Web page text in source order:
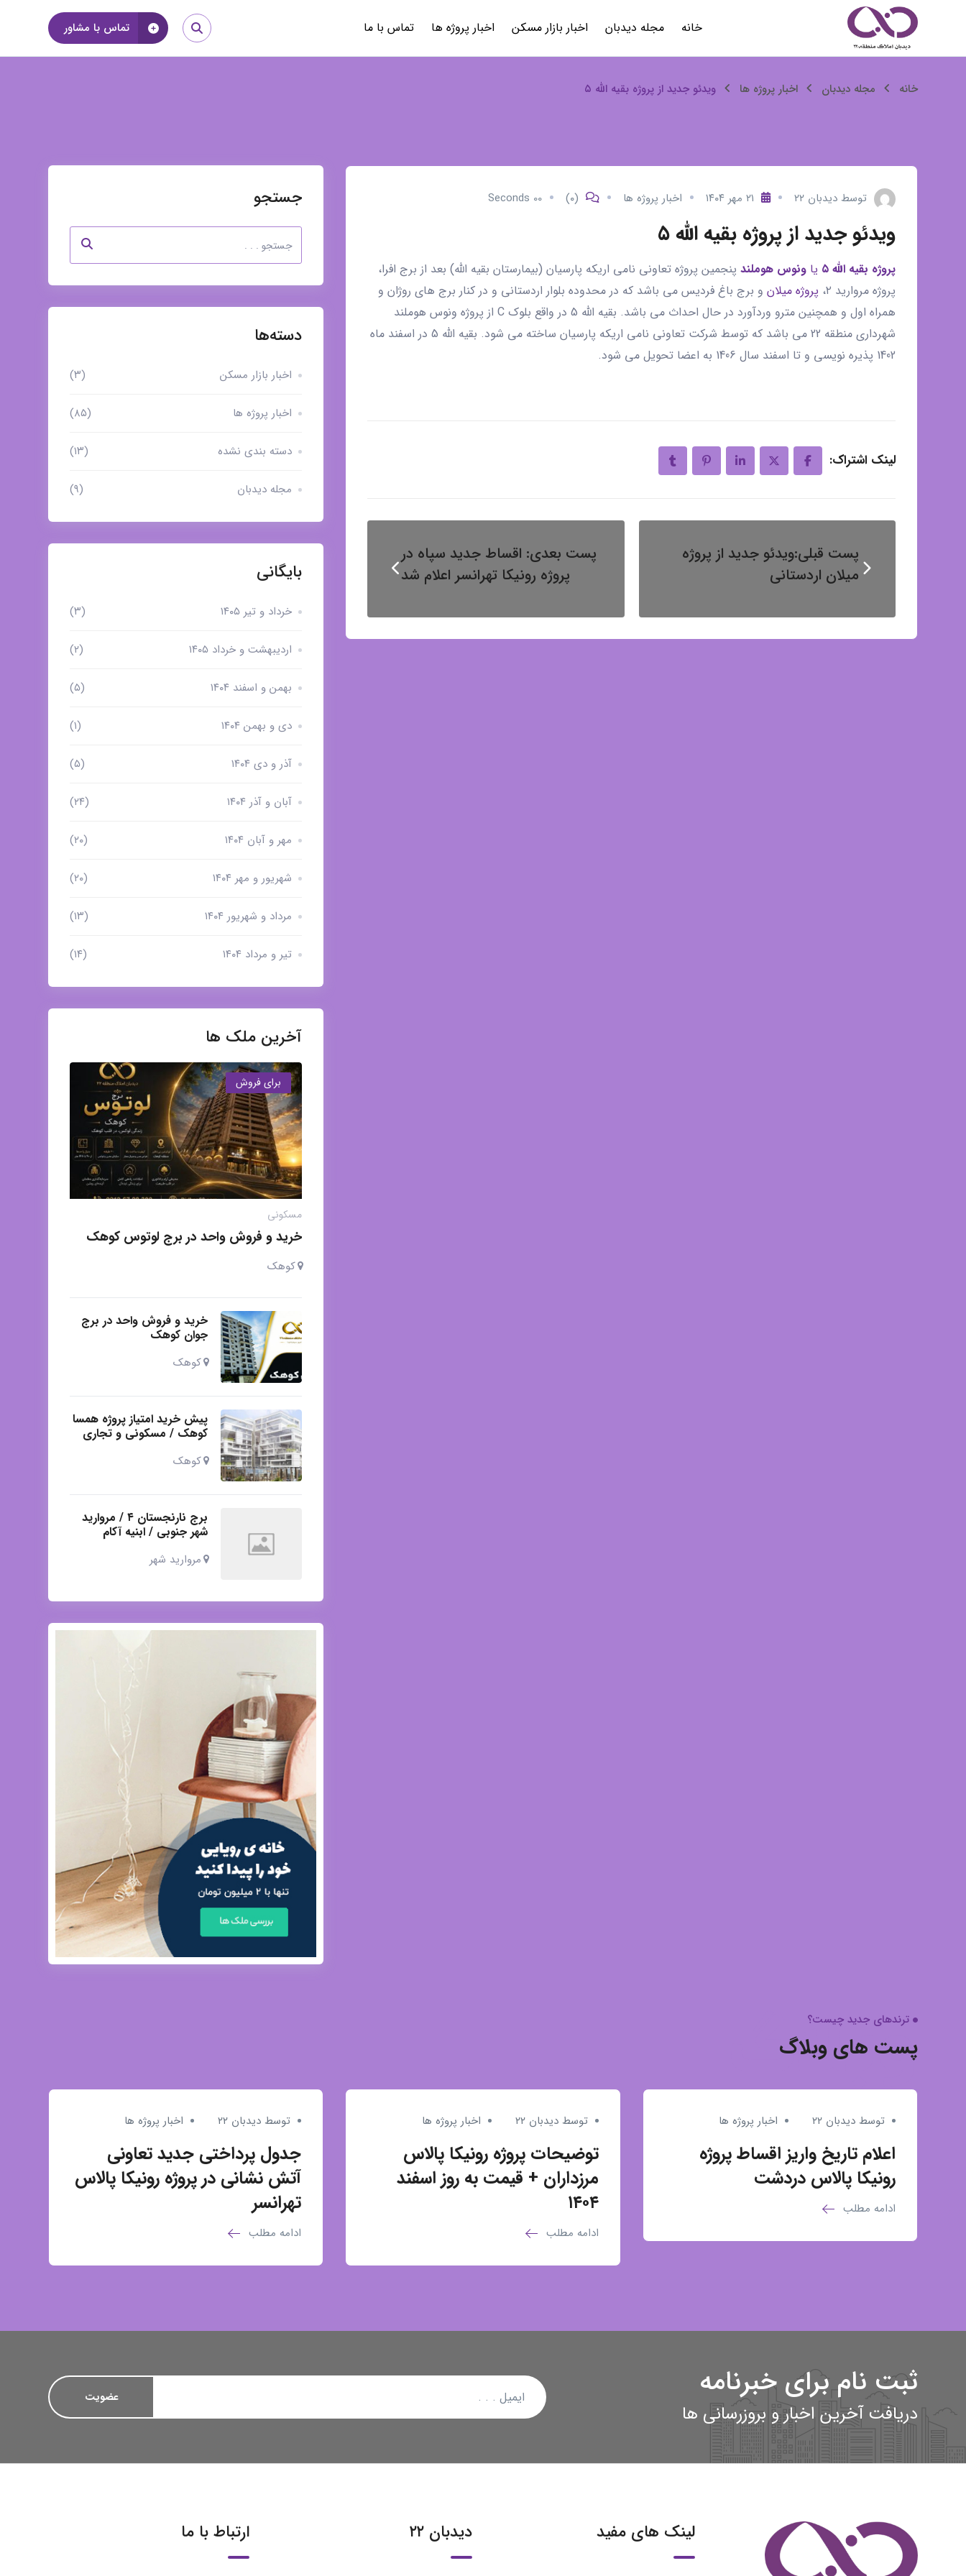
محتوا
خانه مجله دیدبان اخبار بازار مسکن اخبار پروژه ها تماس با ما تماس با مشاور
ویدئو
از
پروژه
بقیه
الله
خانه مجله دیدبان اخبار پروژه ها ویدئو جدید از پروژه بقیه الله ۵
توسط دیدبان ۲۲ ۲۱ مهر ۱۴۰۴ اخبار پروژه ها (۰) 00 Seconds
ویدئو جدید از پروژه بقیه الله ۵
پروژه بقیه الله ۵ یا ونوس هوملند پنجمین پروژه تعاونی نامی اریکه پارسیان (بیمارستان بقیه الله) بعد از برج افرا،
پروژه مروارید ۲،
پروژه میلان و برج باغ فردیس می باشد که در محدوده بلوار اردستانی و در کنار برج های روژان و
همراه اول و همچنین مترو وردآورد در حال احداث می باشد. بقیه الله 5 در واقع بلوک C از پروژه ونوس هوملند
شهرداری منطقه 22 می باشد که توسط شرکت تعاونی نامی اریکه پارسیان ساخته می شود. بقیه الله 5 در اسفند ماه
1402 پذیره نویسی و تا اسفند سال 1406 به اعضا تحویل می شود.
لینک اشتراک:
پست قبلی:ویدئو جدید از پروژه
میلان اردستانی
پست بعدی: اقساط جدید سپاه در
پروژه رونیکا تهرانسر اعلام شد
جستجو
دسته‌ها
اخبار بازار مسکن (۳)
اخبار پروژه ها (۸۵)
دسته بندی نشده (۱۳)
مجله دیدبان (۹)
بایگانی
خرداد و تیر ۱۴۰۵ (۳)
اردیبهشت و خرداد ۱۴۰۵ (۲)
بهمن و اسفند ۱۴۰۴ (۵)
دی و بهمن ۱۴۰۴ (۱)
آذر و دی ۱۴۰۴ (۵)
آبان و آذر ۱۴۰۴ (۲۴)
مهر و آبان ۱۴۰۴ (۲۰)
شهریور و مهر ۱۴۰۴ (۲۰)
مرداد و شهریور ۱۴۰۴ (۱۳)
تیر و مرداد ۱۴۰۴ (۱۴)
آخرین ملک ها
برای فروش
مسکونی
خرید و فروش واحد در برج لوتوس کوهک
کوهک
خرید و فروش واحد در برج
جوان کوهک
کوهک
پیش خرید امتیاز پروژه همسا
کوهک / مسکونی و تجاری
کوهک
برج نارنجستان ۴ / مروارید
شهر جنوبی / ابنیه آکام
مروارید شهر
وبلاگ
ترندهای جدید چیست؟
پست های وبلاگ
توسط دیدبان ۲۲ اخبار پروژه ها
اعلام تاریخ واریز اقساط پروژه
رونیکا پالاس دردشت
ادامه مطلب
توسط دیدبان ۲۲ اخبار پروژه ها
توضیحات پروژه رونیکا پالاس
مرزداران + قیمت به روز اسفند
۱۴۰۴
ادامه مطلب
توسط دیدبان ۲۲ اخبار پروژه ها
جدول پرداختی جدید تعاونی
آتش نشانی در پروژه رونیکا پالاس
تهرانسر
ادامه مطلب
ثبت نام برای خبرنامه
دریافت آخرین اخبار و بروزرسانی ها
لینک های مفید دیدبان ۲۲ ارتباط با ما